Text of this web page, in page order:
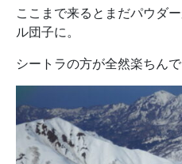
ここまで来るとまだパウダ
ル団子に。
シートラの方が全然楽ちん